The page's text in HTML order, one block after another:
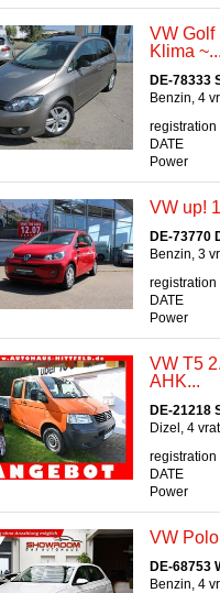
VW Golf
Klima ~...
DE-78333
Benzin, 4
registration
DATE
Power
VW up!
DE-73770
Benzin, 3
registration
DATE
Power
VW T5
AHK...
DE-21218
Dizel, 4
registration
DATE
Power
VW
DE-68753
Benzin, 4